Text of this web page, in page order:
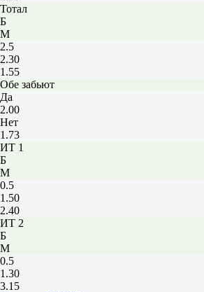
Тотал
Б
М
2.5
2.30
1.55
Обе забьют
Да
2.00
Нет
1.73
ИТ 1
Б
М
0.5
1.50
2.40
ИТ 2
Б
М
0.5
1.30
3.15